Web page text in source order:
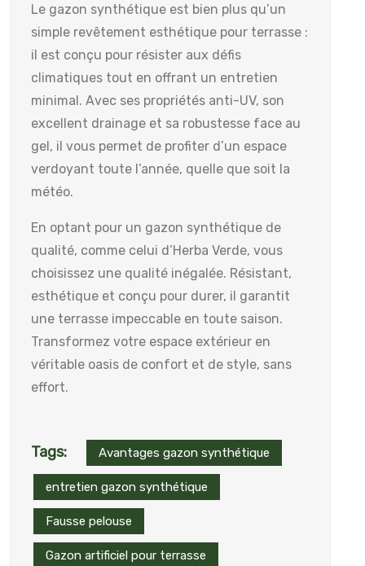
Le gazon synthétique est bien plus qu’un
simple revêtement esthétique pour terrasse :
il est conçu pour résister aux défis
climatiques tout en offrant un entretien
minimal. Avec ses propriétés anti-UV, son
excellent drainage et sa robustesse face au
gel, il vous permet de profiter d’un espace
verdoyant toute l’année, quelle que soit la
météo.
En optant pour un gazon synthétique de
qualité, comme celui d’Herba Verde, vous
choisissez une qualité inégalée. Résistant,
esthétique et conçu pour durer, il garantit
une terrasse impeccable en toute saison.
Transformez votre espace extérieur en
véritable oasis de confort et de style, sans
effort.
Tags: Avantages gazon synthétique
entretien gazon synthétique
Fausse pelouse
Gazon artificiel pour terrasse